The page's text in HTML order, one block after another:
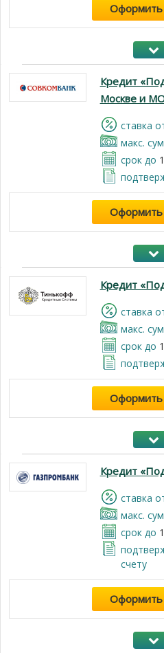
Оформить
Кредит
Москве и
cтавка
макс.
срок до
Оформить
Кредит
cтавка
макс.
срок до
Оформить
Кредит
cтавка
макс.
срок до
счету
Оформить